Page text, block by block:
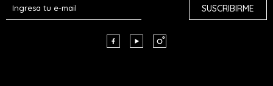
SUSCRIBIRME
  